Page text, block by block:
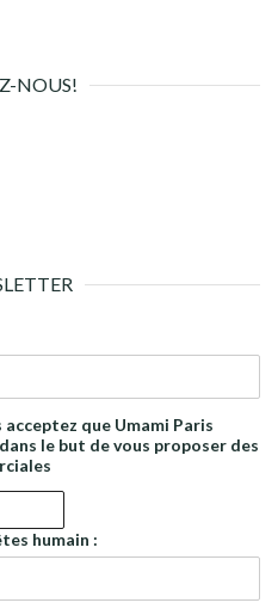
NOUS!
que Umami Paris
le but de vous proposer des
humain :